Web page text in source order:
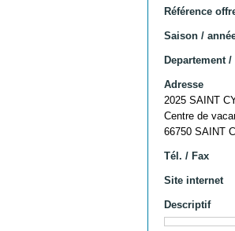
Référence
Saison /
Departement /
Adresse
2025 SAINT
Centre de
66750 SAINT
Tél. / Fax
Site internet
Descriptif